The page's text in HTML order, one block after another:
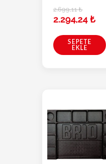
2.699,11₺
2.294,24₺
SEPETE
EKLE